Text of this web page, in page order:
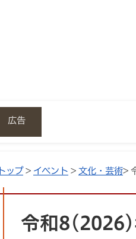
広告
トップ> イベント > 文化・芸術>
令和8(2026)